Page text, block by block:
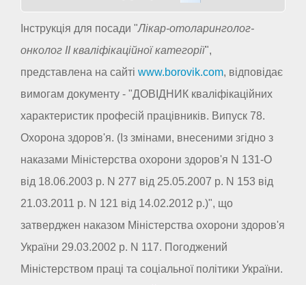
Інструкція для посади "Лікар-отоларинголог-
онколог II кваліфікаційної категорії",
представлена на сайті www.borovik.com, відповідає
вимогам документу - "ДОВІДНИК кваліфікаційних
характеристик професій працівників. Випуск 78.
Охорона здоров'я. (Із змінами, внесеними згідно з
наказами Міністерства охорони здоров'я N 131-О
від 18.06.2003 р. N 277 від 25.05.2007 р. N 153 від
21.03.2011 р. N 121 від 14.02.2012 р.)", що
затверджен наказом Міністерства охорони здоров'я
України 29.03.2002 р. N 117. Погоджений
Міністерством праці та соціальної політики України.